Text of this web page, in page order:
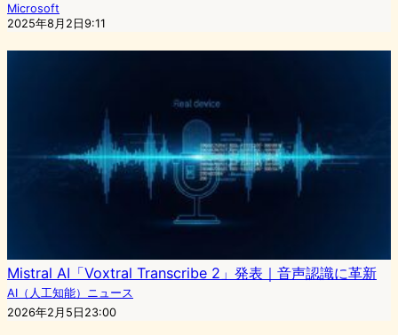
Microsoft
2025年8月2日9:11
Mistral AI「Voxtral Transcribe 2」発表｜音声認識に革新
AI（人工知能）ニュース
2026年2月5日23:00